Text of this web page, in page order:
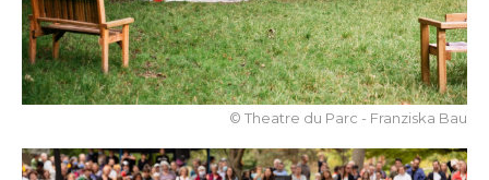
© Theatre du Parc - Franziska Bau